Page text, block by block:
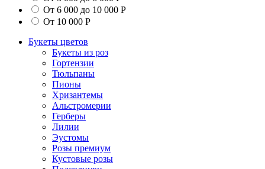
От 6 000 до 10 000 Р
От 10 000 Р
Букеты цветов
Букеты из роз
Гортензии
Тюльпаны
Пионы
Хризантемы
Альстромерии
Герберы
Лилии
Эустомы
Розы премиум
Кустовые розы